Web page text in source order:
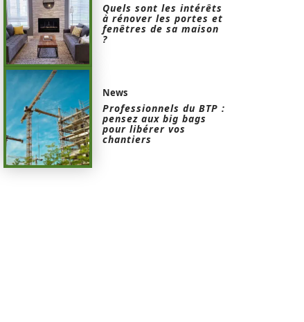
Quels sont les intérêts
à rénover les portes et
fenêtres de sa maison
?
News
Professionnels du BTP :
pensez aux big bags
pour libérer vos
chantiers